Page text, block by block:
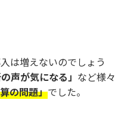
は増えないのでしょう
声が気になる」 など様々
の問題」でした。